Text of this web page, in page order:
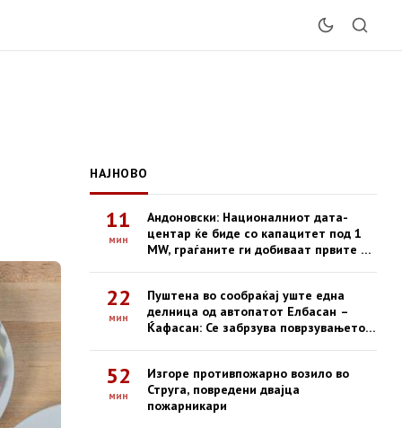
НАЈНОВО
11
мин
Андоновски: Националниот дата-
центар ќе биде со капацитет под 1
MW, граѓаните ги добиваат првите е-
22
мин
Пуштена во сообраќај уште една
делница од автопатот Елбасан –
Ќафасан: Се забрзува поврзувањето
52
мин
Изгоре противпожарно возило во
Струга, повредени двајца
пожарникари